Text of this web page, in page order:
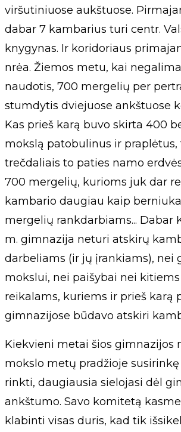
viršutiniuose aukštuose.
dabar 7 kambarius turi centr.
knygynas. Ir koridoriaus
nrėa. Žiemos metu, kai
naudotis, 700 mergelių per
stumdytis dviejuose ankštuose
Kas prieš karą buvo skirta 400
mokslą patobulinus ir
trečdaliais to paties namo
700 mergelių, kurioms juk dar
kambario daugiau kaip
mergelių rankdarbiams... Dabar
m. gimnazija neturi atskirų
darbeliams (ir jų įrankiams), nei
mokslui, nei paišybai nei
reikalams, kuriems ir prieš karą
gimnazijose būdavo atskiri
Kiekvieni metai šios gimnazijos
mokslo metų pradžioje
rinkti, daugiausia sielojasi dėl
ankštumo. Savo komitetą
klabinti visas duris, kad tik